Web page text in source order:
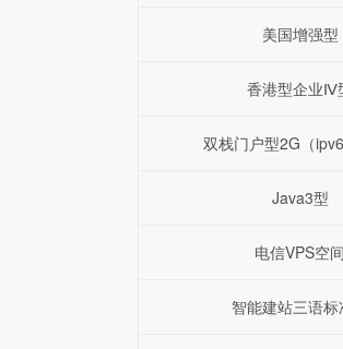
美国增强型
香港型企业Ⅳ
双栈门户型2G（
Java3型
电信VPS空
智能建站三语标